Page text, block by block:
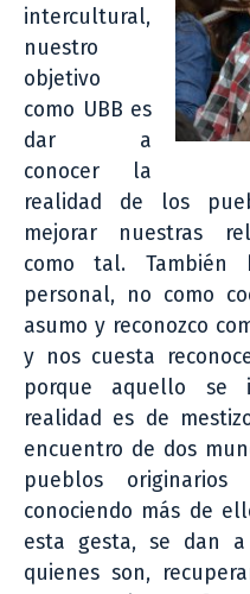
intercultural,
nuestro
objetivo
como UBB es
dar a
conocer la
realidad de los
mejorar nuestras
como tal. También
personal, no como
asumo y reconozco
y nos cuesta
porque aquello se
realidad es de
encuentro de dos
pueblos originarios
conociendo más de
esta gesta, se dan
quienes son,